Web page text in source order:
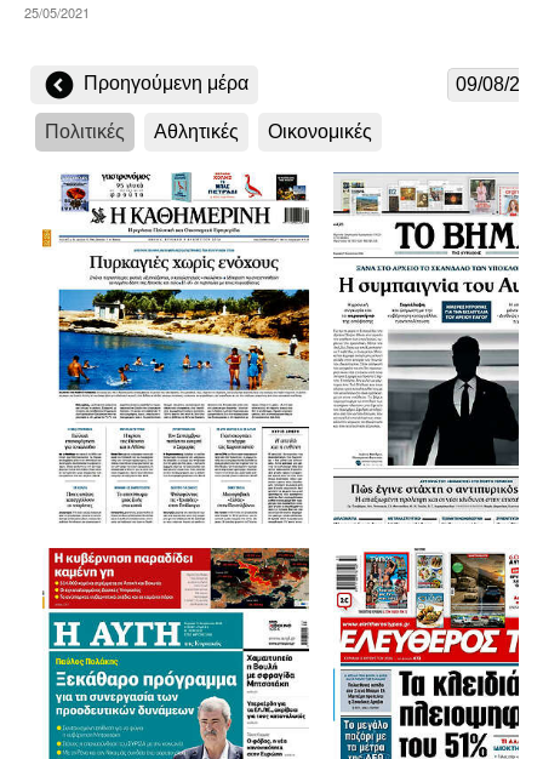
25/05/2021